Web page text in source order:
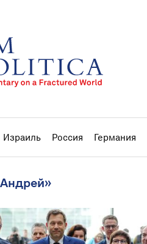
Израиль Россия Германия